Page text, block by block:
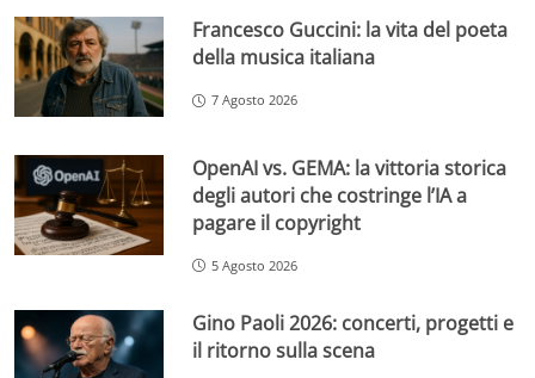
Francesco Guccini: la vita del poeta
della musica italiana
7 Agosto 2026
OpenAI vs. GEMA: la vittoria storica
degli autori che costringe l’IA a
pagare il copyright
5 Agosto 2026
Gino Paoli 2026: concerti, progetti e
il ritorno sulla scena